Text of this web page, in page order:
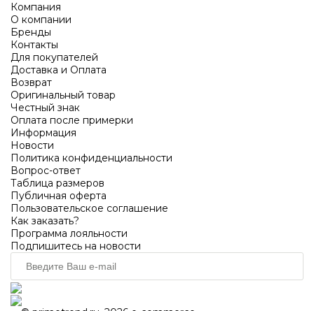
Компания
О компании
Бренды
Контакты
Для покупателей
Доставка и Оплата
Возврат
Оригинальный товар
Честный знак
Оплата после примерки
Информация
Новости
Политика конфиденциальности
Вопрос-ответ
Таблица размеров
Публичная оферта
Пользовательское соглашение
Как заказать?
Программа лояльности
Подпишитесь на новости